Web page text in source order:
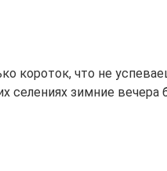
короток, что не
селениях зимние вечера